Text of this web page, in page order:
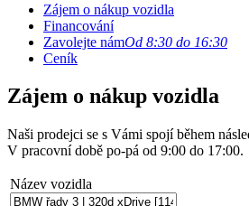
Zájem o nákup vozidla
Financování
Zavolejte námOd 8:30 do 16:30
Ceník
Zájem o nákup vozidla
Naši prodejci se s Vámi spojí během
V pracovní době po-pá od 9:00 do 17:00.
Název vozidla